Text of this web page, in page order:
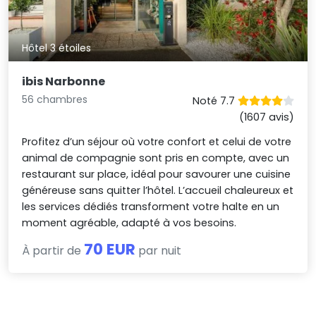
Hôtel 3 étoiles
ibis Narbonne
56 chambres
Noté 7.7
(1607 avis)
Profitez d’un séjour où votre confort et celui de votre
animal de compagnie sont pris en compte, avec un
restaurant sur place, idéal pour savourer une cuisine
généreuse sans quitter l’hôtel. L’accueil chaleureux et
les services dédiés transforment votre halte en un
moment agréable, adapté à vos besoins.
À partir de 70 EUR par nuit